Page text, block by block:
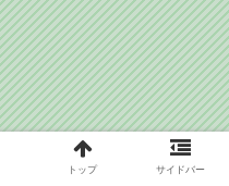
トップ サイドバー